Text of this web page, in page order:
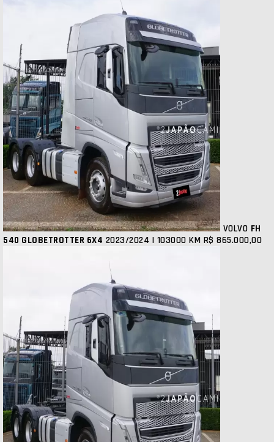
VOLVO FH
540 GLOBETROTTER 6X4 2023/2024 | 103000 KM R$ 865.000,00